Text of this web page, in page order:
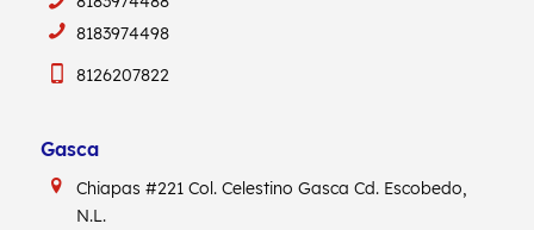
8183974498
8126207822
Gasca
Chiapas #221Col. Celestino GascaCd. Escobedo,
N.L.